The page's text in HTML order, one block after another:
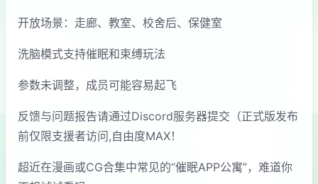
开放场景：走廊、教室、校舍后、保健室
洗脑模式支持催眠和束缚玩法
参数未调整，成员可能容易起飞
反馈与问题报告请通过Discord服务器提交（正式版发布
前仅限支援者访问,自由度MAX！
超近在漫画或CG合集中常见的“催眠APP公寓”，难道你